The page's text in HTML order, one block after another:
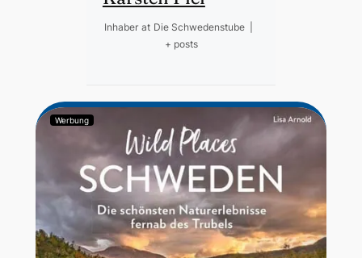
Inhaber at Die Schwedenstube
+ posts
Werbung